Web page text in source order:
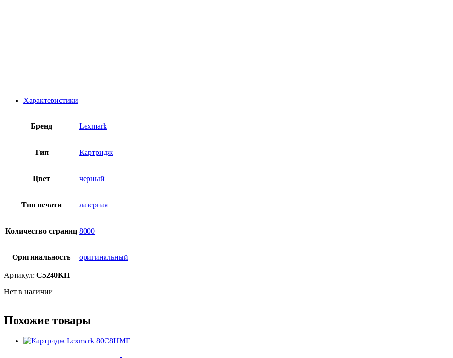
Характеристики
Бренд Lexmark
Тип Картридж
Цвет черный
Тип печати лазерная
Количество страниц 8000
Оригинальность оригинальный
Артикул: C5240KH
Нет в наличии
Похожие товары